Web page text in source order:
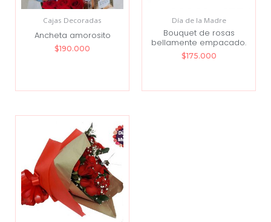
Cajas Decoradas
Ancheta amorosito
$190.000
Día de la Madre
Bouquet de rosas
bellamente empacado.
$175.000